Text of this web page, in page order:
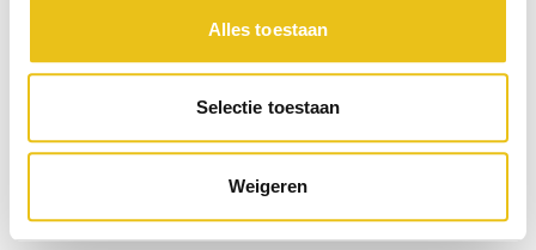
Alles toestaan
Selectie toestaan
Weigeren